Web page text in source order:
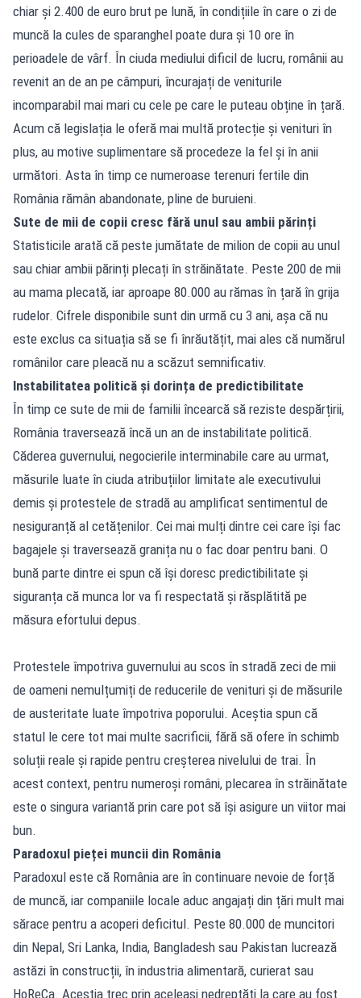
chiar și 2.400 de euro brut pe lună, în condițiile în care o zi de
muncă la cules de sparanghel poate dura și 10 ore în
perioadele de vârf. În ciuda mediului dificil de lucru, românii au
revenit an de an pe câmpuri, încurajați de veniturile
incomparabil mai mari cu cele pe care le puteau obține în țară.
Acum că legislația le oferă mai multă protecție și venituri în
plus, au motive suplimentare să procedeze la fel și în anii
următori. Asta în timp ce numeroase terenuri fertile din
România rămân abandonate, pline de buruieni.
Sute de mii de copii cresc fără unul sau ambii părinți
Statisticile arată că peste jumătate de milion de copii au unul
sau chiar ambii părinți plecați în străinătate. Peste 200 de mii
au mama plecată, iar aproape 80.000 au rămas în țară în grija
rudelor. Cifrele disponibile sunt din urmă cu 3 ani, așa că nu
este exclus ca situația să se fi înrăutățit, mai ales că numărul
românilor care pleacă nu a scăzut semnificativ.
Instabilitatea politică și dorința de predictibilitate
În timp ce sute de mii de familii încearcă să reziste despărțirii,
România traversează încă un an de instabilitate politică.
Căderea guvernului, negocierile interminabile care au urmat,
măsurile luate în ciuda atribuțiilor limitate ale executivului
demis și protestele de stradă au amplificat sentimentul de
nesiguranță al cetățenilor. Cei mai mulți dintre cei care își fac
bagajele și traversează granița nu o fac doar pentru bani. O
bună parte dintre ei spun că își doresc predictibilitate și
siguranța că munca lor va fi respectată și răsplătită pe
măsura efortului depus.
Protestele împotriva guvernului au scos în stradă zeci de mii
de oameni nemulțumiți de reducerile de venituri și de măsurile
de austeritate luate împotriva poporului. Aceștia spun că
statul le cere tot mai multe sacrificii, fără să ofere în schimb
soluții reale și rapide pentru creșterea nivelului de trai. În
acest context, pentru numeroși români, plecarea în străinătate
este o singura variantă prin care pot să își asigure un viitor mai
bun.
Paradoxul pieței muncii din România
Paradoxul este că România are în continuare nevoie de forță
de muncă, iar companiile locale aduc angajați din țări mult mai
sărace pentru a acoperi deficitul. Peste 80.000 de muncitori
din Nepal, Sri Lanka, India, Bangladesh sau Pakistan lucrează
astăzi în construcții, în industria alimentară, curierat sau
HoReCa. Aceștia trec prin aceleași nedreptăți la care au fost